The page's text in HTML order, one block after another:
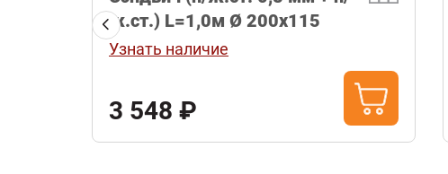
ж.ст.) L=1,0м Ø 200х115
Узнать наличие
3 548 ₽